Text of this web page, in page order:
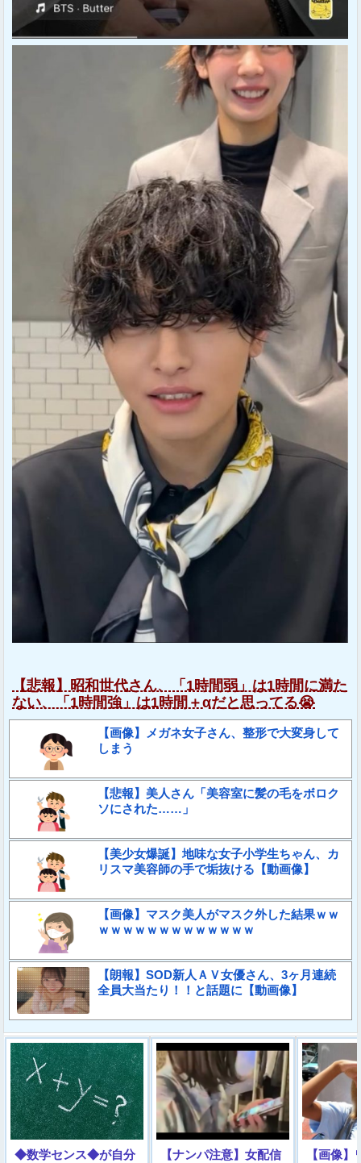
【悲報】昭和世代さん、「1時間弱」は1時間に満た
ない、「1時間強」は1時間＋αだと思ってる😭
【画像】メガネ女子さん、整形で大変身して
しまう
【悲報】美人さん「美容室に髪の毛をボロク
ソにされた……」
【美少女爆誕】地味な女子小学生ちゃん、カ
リスマ美容師の手で垢抜ける【動画像】
【画像】マスク美人がマスク外した結果ｗｗ
ｗｗｗｗｗｗｗｗｗｗｗｗｗ
【朗報】SOD新人ＡＶ女優さん、3ヶ月連続
全員大当たり！！と話題に【動画像】
◆数学センス◆が自分
【ナンパ注意】女配信
【画像